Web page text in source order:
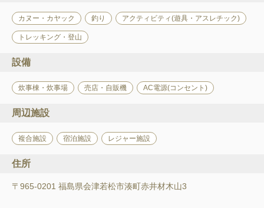
カヌー・カヤック 釣り アクティビティ(遊具・アスレチック)
トレッキング・登山
設備
炊事棟・炊事場 売店・自販機 AC電源(コンセント)
周辺施設
複合施設 宿泊施設 レジャー施設
住所
〒965-0201 福島県会津若松市湊町赤井材木山3